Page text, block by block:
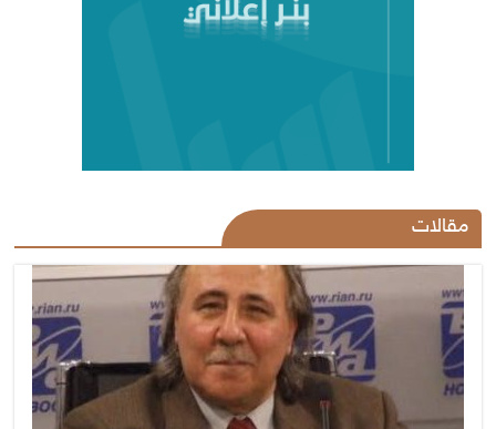
مقالات